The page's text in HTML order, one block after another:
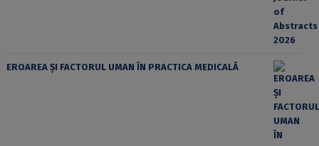
EROAREA ȘI FACTORUL UMAN ÎN PRACTICA MEDICALĂ